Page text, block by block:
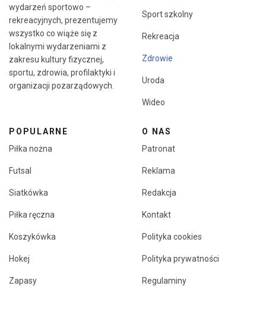
wydarzeń sportowo –
rekreacyjnych, prezentujemy
wszystko co wiąże się z
lokalnymi wydarzeniami z
zakresu kultury fizycznej,
sportu, zdrowia, profilaktyki i
organizacji pozarządowych.
Sport szkolny
Rekreacja
Zdrowie
Uroda
Wideo
POPULARNE
Piłka nożna
Futsal
Siatkówka
Piłka ręczna
Koszykówka
Hokej
Zapasy
O NAS
Patronat
Reklama
Redakcja
Kontakt
Polityka cookies
Polityka prywatności
Regulaminy